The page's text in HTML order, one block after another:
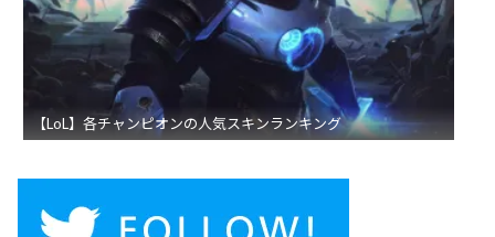
【LoL】各チャンピオンの人気スキンランキング